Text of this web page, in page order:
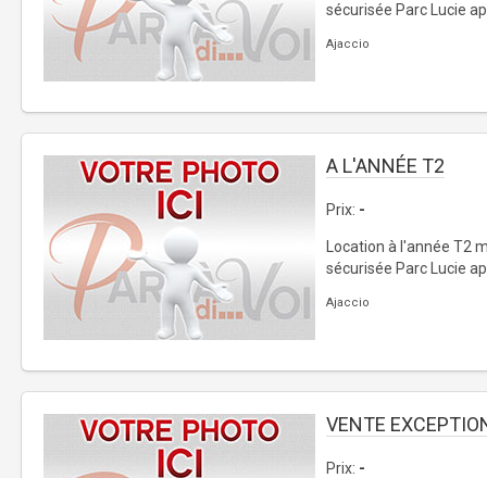
sécurisée Parc Lucie
Ajaccio
A L'ANNÉE T2
Prix: -
Location à l'année T2
sécurisée Parc Lucie
Ajaccio
VENTE
Prix: -